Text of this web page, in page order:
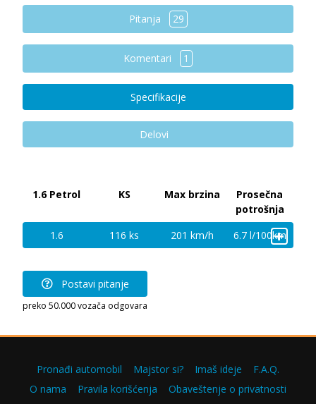
Pitanja 29
Komentari 1
Specifikacije
Delovi
1.6 Petrol KS Max brzina
Prosečna
potrošnja
1.6
116 ks 201 km/h 6.7 l/100km
+
Postavi pitanje
preko 50.000 vozača odgovara
Pronađi automobil Majstor si? Imaš ideje
F.A.Q.
O nama
Pravila korišćenja
Obaveštenje o privatnosti